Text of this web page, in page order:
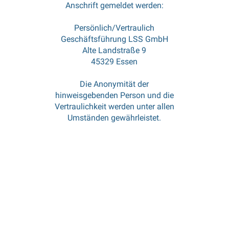
Anschrift gemeldet werden:
Persönlich/Vertraulich
Geschäftsführung LSS GmbH
Alte Landstraße 9
45329 Essen
Die Anonymität der
hinweisgebenden Person und die
Vertraulichkeit werden unter allen
Umständen gewährleistet.